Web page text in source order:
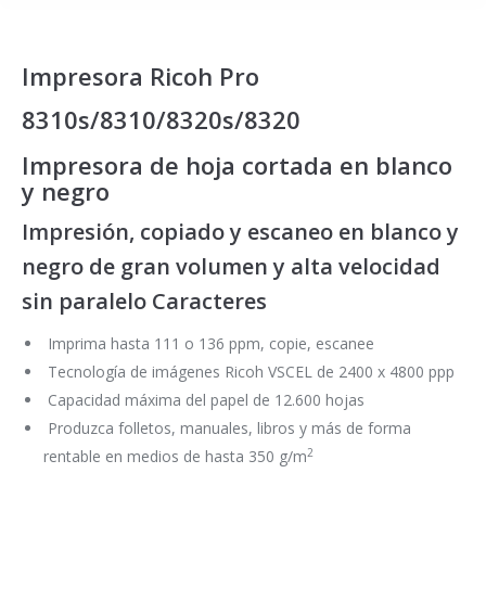
Impresora Ricoh Pro
8310s/8310/8320s/8320
Impresora de hoja cortada en blanco
y negro
Impresión, copiado y escaneo en blanco y
negro de gran volumen y alta velocidad
sin paralelo Caracteres
Imprima hasta 111 o 136 ppm, copie, escanee
Tecnología de imágenes Ricoh VSCEL de 2400 x 4800 ppp
Capacidad máxima del papel de 12.600 hojas
Produzca folletos, manuales, libros y más de forma
rentable en medios de hasta 350 g/m2